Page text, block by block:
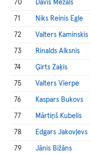
70 Dāvis Mežals
71 Niks Reinis Egle
72 Valters Kaminskis
73 Rinalds Alksnis
74 Ģirts Zaķis
75 Valters Vierpe
76 Kaspars Bukovs
77 Mārtiņš Kubelis
78 Edgars Jakovļevs
79 Jānis Bižāns